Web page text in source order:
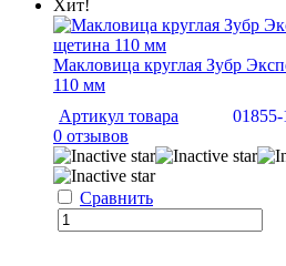
Хит!
Макловица круглая Зубр
110 мм
Артикул товара
01855-
0 отзывов
Сравнить